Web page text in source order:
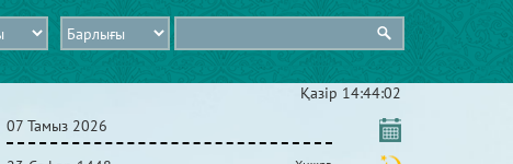
Қазір 14:44:04
07 Тамыз 2026